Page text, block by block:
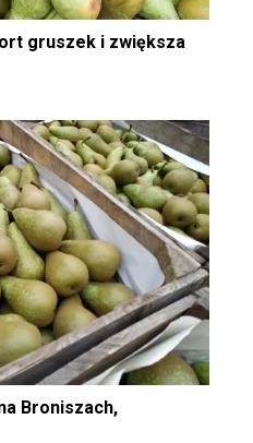
gruszek i zwiększa
Broniszach,